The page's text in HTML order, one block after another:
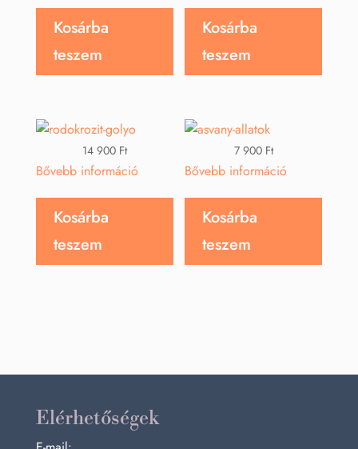
Kosárba
teszem
Kosárba
teszem
14 900 Ft
Bővebb információ
Kosárba
teszem
7 900 Ft
Bővebb információ
Kosárba
teszem
Elérhetőségek